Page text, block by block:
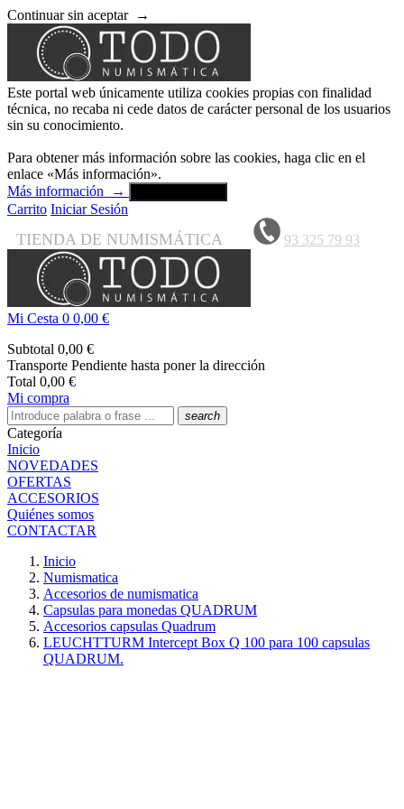
Continuar sin aceptar →
Este portal web únicamente utiliza cookies propias con finalidad
técnica, no recaba ni cede datos de carácter personal de los usuarios
sin su conocimiento.
Para obtener más información sobre las cookies, haga clic en el
enlace «Más información».
Más información
→
Carrito Iniciar Sesión
TIENDA DE NUMISMÁTICA 93 325 79 93
Mi Cesta 0 0,00 €
Subtotal 0,00 €
Transporte Pendiente hasta poner la dirección
Total 0,00 €
Mi compra
search
Categoría
Inicio
NOVEDADES
OFERTAS
ACCESORIOS
Quiénes somos
CONTACTAR
Inicio
Numismatica
Accesorios de numismatica
Capsulas para monedas QUADRUM
Accesorios capsulas Quadrum
LEUCHTTURM Intercept Box Q 100 para 100 capsulas
QUADRUM.